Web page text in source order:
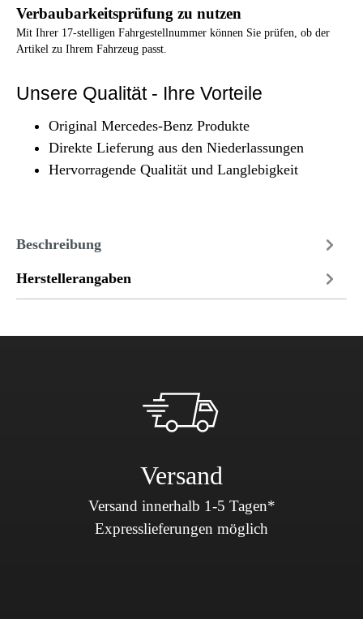
Verbaubarkeitsprüfung zu nutzen
Mit Ihrer 17-stelligen Fahrgestellnummer können Sie prüfen, ob der
Artikel zu Ihrem Fahrzeug passt.
Unsere Qualität - Ihre Vorteile
Original Mercedes-Benz Produkte
Direkte Lieferung aus den Niederlassungen
Hervorragende Qualität und Langlebigkeit
Beschreibung
Herstellerangaben
Versand
Versand innerhalb 1-5 Tagen*
Expresslieferungen möglich